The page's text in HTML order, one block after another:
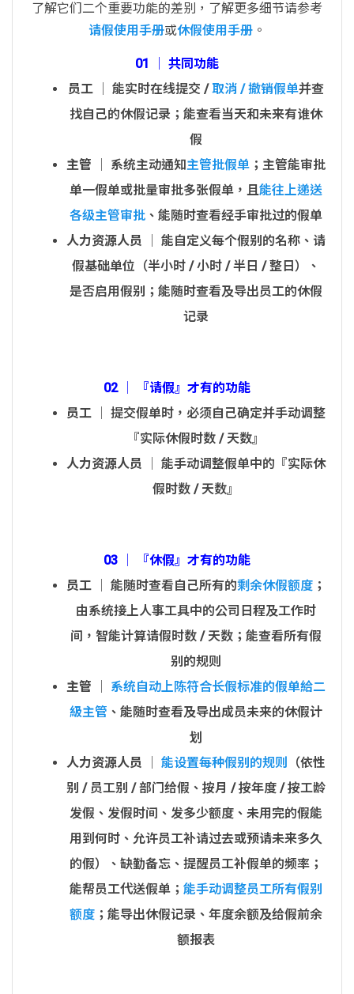
了解它们二个重要功能的差别，了解更多细节请参考
请假使用手册或休假使用手册 。
01 │ 共同功能
员工 │ 能实时在线提交 /取消 / 撤销假单并查
找自己的休假记录；能查看当天和未来有谁休
假
主管 │ 系统主动通知主管批假单 ；主管能审批
单一假单或批量审批多张假单，且能往上递送
各级主管审批 、能随时查看经手审批过的假单
人力资源人员 │ 能自定义每个假别的名称、请
假基础单位（半小时 / 小时 / 半日 / 整日）、
是否启用假别；能随时查看及导出员工的休假
记录
02 │ 『请假』才有的功能
员工 │ 提交假单时，必须自己确定并手动调整
『实际休假时数 / 天数』
人力资源人员 │ 能手动调整假单中的『实际休
假时数 / 天数』
03 │ 『休假』才有的功能
员工 │ 能随时查看自己所有的剩余休假额度 ；
由系统接上人事工具中的公司日程及工作时
间，智能计算请假时数 / 天数；能查看所有假
别的规则
主管
系统自动上陈符合长假标准的假单給二
級主管 、能随时查看及导出成员未来的休假计
划
人力资源人员
能设置每种假别的规则
（依性
别 / 员工别 / 部门给假、按月 / 按年度 / 按工龄
发假、发假时间、发多少额度、未用完的假能
用到何时、允许员工补请过去或预请未来多久
的假）、缺勤备忘、提醒员工补假单的频率；
能帮员工代送假单； 能手动调整员工所有假别
额度 ；能导出休假记录、年度余额及给假前余
额报表